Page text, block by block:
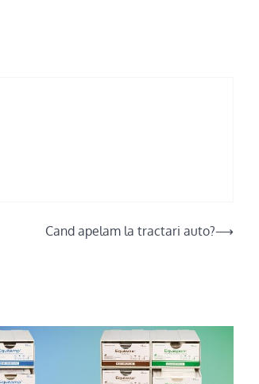
Cand apelam la tractari auto?⟶